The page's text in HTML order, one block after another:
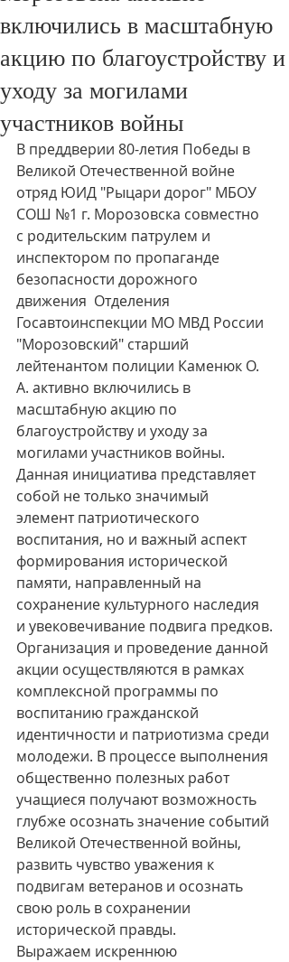
включились в масштабную
акцию по благоустройству и
уходу за могилами
участников войны
В преддверии 80-летия Победы в
Великой Отечественной войне
отряд ЮИД "Рыцари дорог" МБОУ
СОШ №1 г. Морозовска совместно
с родительским патрулем и
инспектором по пропаганде
безопасности дорожного
движения  Отделения
Госавтоинспекции МО МВД России
"Морозовский" старший
лейтенантом полиции Каменюк О.
А. активно включились в
масштабную акцию по
благоустройству и уходу за
могилами участников войны.
Данная инициатива представляет
собой не только значимый
элемент патриотического
воспитания, но и важный аспект
формирования исторической
памяти, направленный на
сохранение культурного наследия
и увековечивание подвига предков.
Организация и проведение данной
акции осуществляются в рамках
комплексной программы по
воспитанию гражданской
идентичности и патриотизма среди
молодежи. В процессе выполнения
общественно полезных работ
учащиеся получают возможность
глубже осознать значение событий
Великой Отечественной войны,
развить чувство уважения к
подвигам ветеранов и осознать
свою роль в сохранении
исторической правды.
Выражаем искреннюю